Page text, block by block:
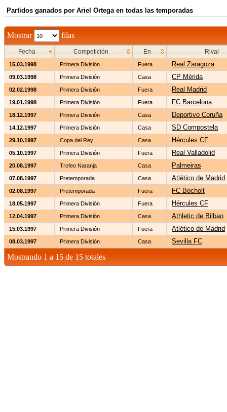
Partidos ganados por Ariel Ortega en todas las temporadas
Mostrar filas
Fecha Competición En Rival
15.03.1998 Primera División Fuera Real Zaragoza
09.03.1998 Primera División Casa CP Mérida
02.02.1998 Primera División Fuera Real Madrid
19.01.1998 Primera División Fuera FC Barcelona
18.12.1997 Primera División Casa Deportivo Coruña
14.12.1997 Primera División Casa SD Compostela
29.10.1997 Copa del Rey Casa Hércules CF
05.10.1997 Primera División Fuera Real Valladolid
20.08.1997 Trofeo Naranja Casa Palmeiras
07.08.1997 Pretemporada Casa Atlético de Madrid
02.08.1997 Pretemporada Fuera FC Bocholt
18.05.1997 Primera División Fuera Hércules CF
12.04.1997 Primera División Casa Athletic de Bilbao
15.03.1997 Primera División Fuera Atlético de Madrid
08.03.1997 Primera División Casa Sevilla FC
Mostrando 1 a 15 de 15 totales